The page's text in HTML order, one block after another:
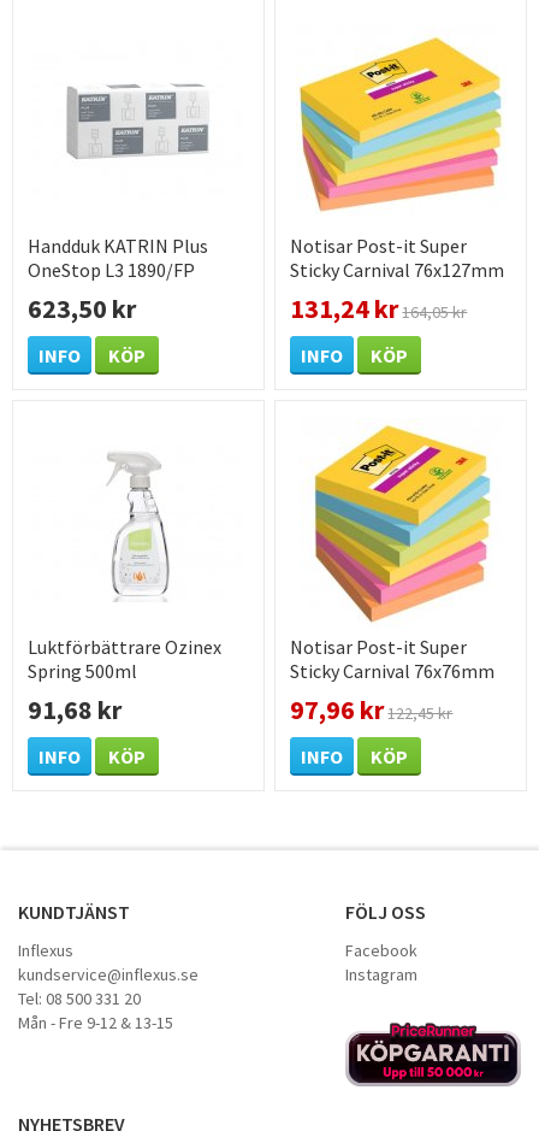
Handduk KATRIN Plus
OneStop L3 1890/FP
623,50 kr
INFO KÖP
Notisar Post-it Super
Sticky Carnival 76x127mm
131,24 kr164,05 kr
INFO KÖP
Luktförbättrare Ozinex
Spring 500ml
91,68 kr
INFO KÖP
Notisar Post-it Super
Sticky Carnival 76x76mm
97,96 kr122,45 kr
INFO KÖP
KUNDTJÄNST
Inflexus
kundservice@inflexus.se
Tel: 08 500 331 20
Mån - Fre 9-12 & 13-15
FÖLJ OSS
Facebook
Instagram
NYHETSBREV